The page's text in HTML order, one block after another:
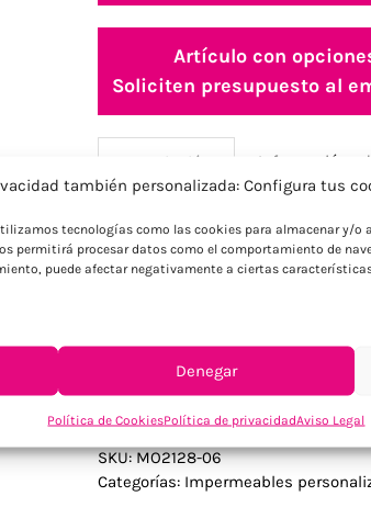
también personalizada: Configura tus
tecnologías como las cookies para almacenar y/
permitirá procesar datos como el comportamiento de
puede afectar negativamente a ciertas
Denegar
Política de CookiesPolítica de privacidadAviso Legal
Artículo con
Soliciten presupuesto al
Descripción Información
Descripción
Chubasquero infantil
botones a presión. Ideal
SKU:MO2128-06
Categorías: Impermeables